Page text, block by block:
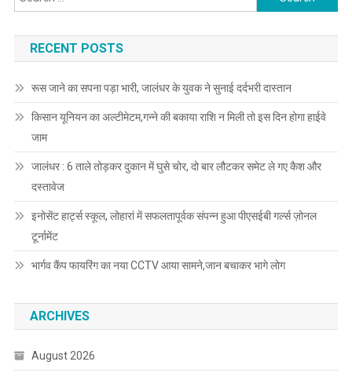
RECENT POSTS
रूस जाने का सपना पड़ा भारी, जालंधर के युवक ने सुनाई दर्दभरी दास्तान
किसान यूनियन का अल्टीमेटम,गन्ने की बकाया राशि न मिली तो इस दिन होगा हाईवे
जाम
जालंधर : 6 ताले तोड़कर दुकान में घुसे चोर, दो बार लौटकर समेट ले गए कैश और
दस्तावेज
इनोसेंट हार्ट्स स्कूल, लोहारां में सफलतापूर्वक संपन्न हुआ पीएसईबी गर्ल्स ज़ोनल
टूर्नामेंट
भार्गव कैंप फायरिंग का नया CCTV आया सामने,जान बचाकर भागे लोग
ARCHIVES
August 2026